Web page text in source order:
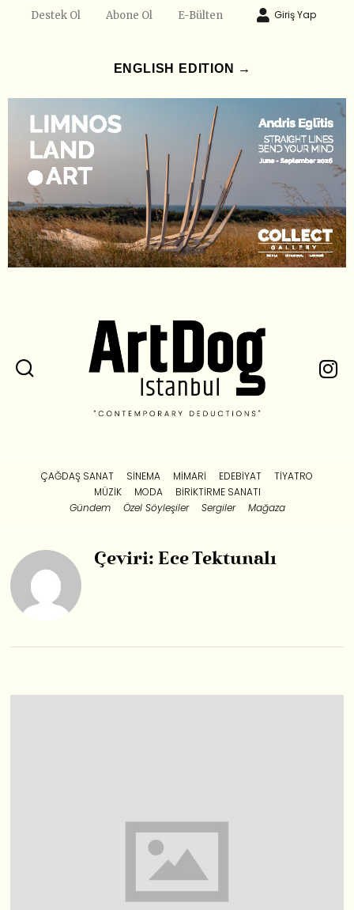
Destek Ol Abone Ol E-Bülten Giriş Yap
ENGLISH EDITION →
ÇAĞDAŞ SANAT SINEMA MIMARI EDEBIYAT
TIYATRO
MÜZIK
MODA
BIRIKTIRME SANATI
Gündem
Özel Söyleşiler Sergiler Mağaza
Çeviri: Ece Tektunalı